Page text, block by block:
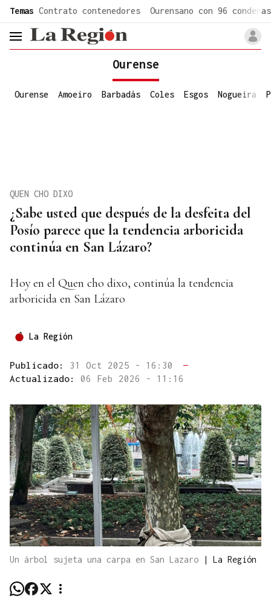
Temas Contrato contenedores Ourensano con 96 condenas
header.menu.open
Ourense
Ourense Amoeiro Barbadás Coles Esgos Nogueira
¿Sabe usted que después de la desfeita del
Posío parece que la tendencia arboricida
continúa en San Lázaro?
QUEN CHO DIXO
Hoy en el Quen cho dixo, continúa la tendencia
arboricida en San Lázaro
La Región
Publicado: 31 Oct 2025 - 16:30
—
Actualizado: 06 Feb 2026 - 11:16
Un árbol sujeta una carpa en San Lazaro | La Región